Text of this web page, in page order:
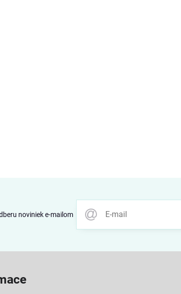
noviniek e-mailom